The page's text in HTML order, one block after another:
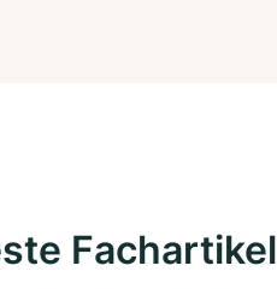
Fachartikel